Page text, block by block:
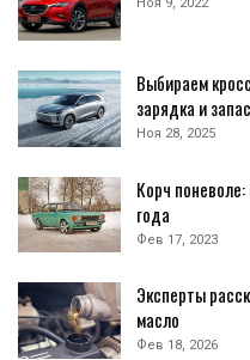
Выбираем
зарядка и
Ноя 28, 2025
Корч
года
Фев 17, 2023
Эксперты
масло
Фев 18, 2026